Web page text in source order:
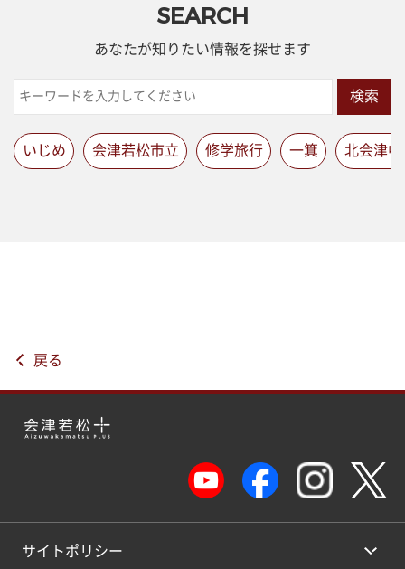
SEARCH
あなたが知りたい情報を探せます
検索
いじめ 会津若松市立 修学旅行 一箕 北会津中
戻る
サイトポリシー